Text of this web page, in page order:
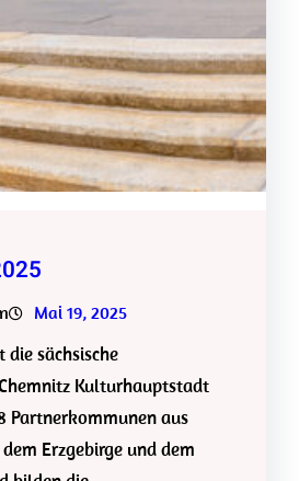
Mai 19, 2025
die sächsische
Kulturhauptstadt
Partnerkommunen aus
Erzgebirge und dem